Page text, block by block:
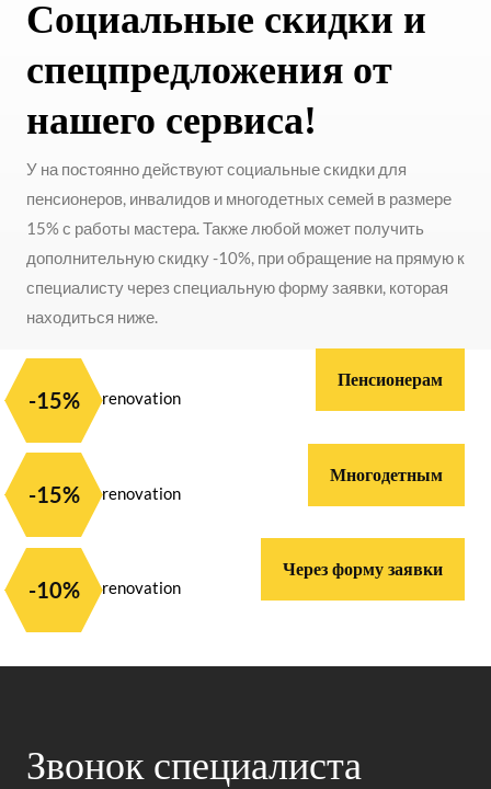
Социальные скидки и
спецпредложения от
нашего сервиса!
У на постоянно действуют социальные скидки для
пенсионеров, инвалидов и многодетных семей в размере
15% с работы мастера. Также любой может получить
дополнительную скидку -10%, при обращение на прямую к
специалисту через специальную форму заявки, которая
находиться ниже.
-15%
Пенсионерам
-15%
Многодетным
-10%
Через форму заявки
Звонок специалиста